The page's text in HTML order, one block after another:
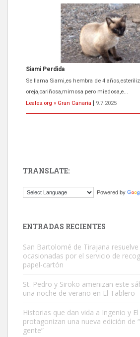
Siami Perdida
Se llama Siami,es hembra de 4
oreja,cariñosa,mimosa pero miedosa,e...
Leales.org » Gran Canaria
9.7.2025
El ayuntamiento se va a llevar a Los Gatos
Este gato macho ha aparecido en la calle
es muy manso y extremadamente cari...
Leales.org » Gran Canaria
TRANSLATE:
Powered by
ENTRADAS RECIENTES
San Bartolomé de Tirajana resuelve
ocasionadas por el servicio de
papel-cartón
St. Pedro y Siroko amenizan este
una noche de verano en El Tablero
Historias que dan vida a Ingenio y El
protagonizan una nueva edición de
gente”